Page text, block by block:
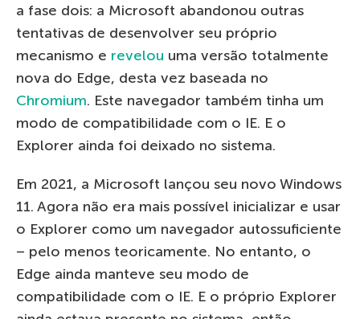
a fase dois: a Microsoft abandonou outras
tentativas de desenvolver seu próprio
mecanismo e revelou uma versão totalmente
nova do Edge, desta vez baseada no
Chromium. Este navegador também tinha um
modo de compatibilidade com o IE. E o
Explorer ainda foi deixado no sistema.
Em 2021, a Microsoft lançou seu novo Windows
11. Agora não era mais possível inicializar e usar
o Explorer como um navegador autossuficiente
– pelo menos teoricamente. No entanto, o
Edge ainda manteve seu modo de
compatibilidade com o IE. E o próprio Explorer